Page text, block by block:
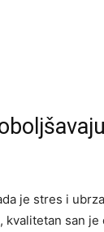
je stres i
kvalitetan san je